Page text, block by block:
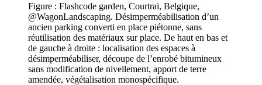
Figure : Flashcode garden, Courtrai, Belgique,
@WagonLandscaping. Désimperméabilisation d’un
ancien parking converti en place piétonne, sans
réutilisation des matériaux sur place. De haut en bas et
de gauche à droite : localisation des espaces à
désimperméabiliser, découpe de l’enrobé bitumineux
sans modification de nivellement, apport de terre
amendée, végétalisation monospécifique.